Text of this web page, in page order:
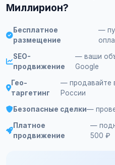
Миллирион?
Бесплатное
размещение
—
SEO-
продвижение
— ваши
Google
Гео-
таргетинг
— продавайте
России
Безопасные сделки—
Платное
продвижение
—
500 ₽